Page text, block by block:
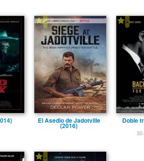
-
El Asedio de Jadotville
(2016)
-
Doble
-